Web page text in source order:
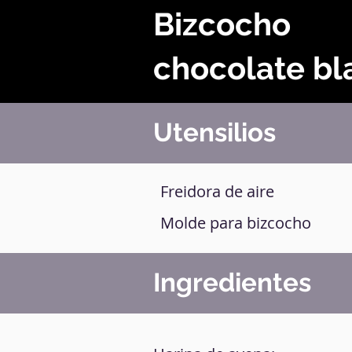
Bizcocho
chocolate
Utensilios
Freidora de aire
Molde para bizcocho
Ingredientes